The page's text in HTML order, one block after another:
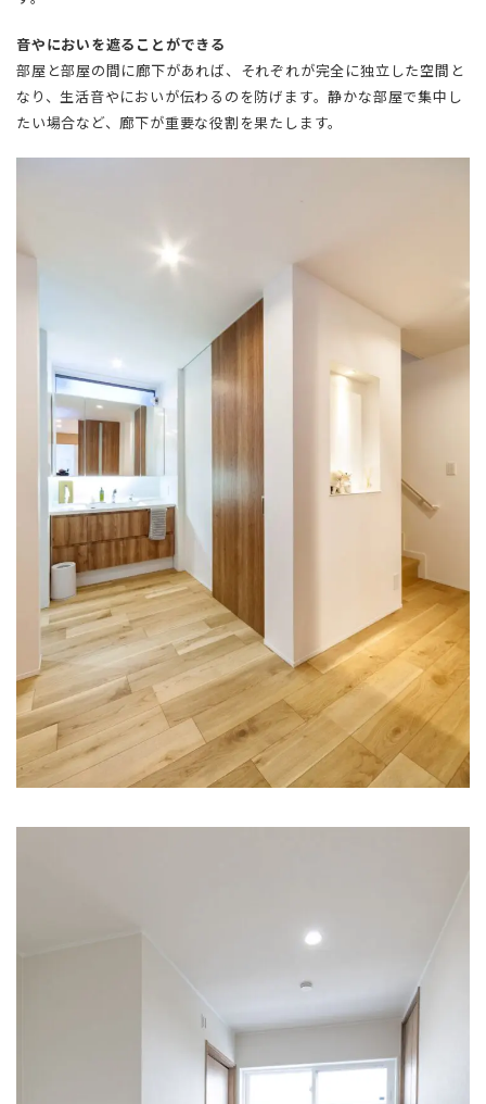
音やにおいを遮ることができる
部屋と部屋の間に廊下があれば、それぞれが完全に独立した空間と
なり、生活音やにおいが伝わるのを防げます。静かな部屋で集中し
たい場合など、廊下が重要な役割を果たします。